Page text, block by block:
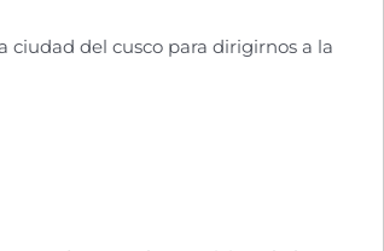
ciudad del cusco para dirigirnos a la